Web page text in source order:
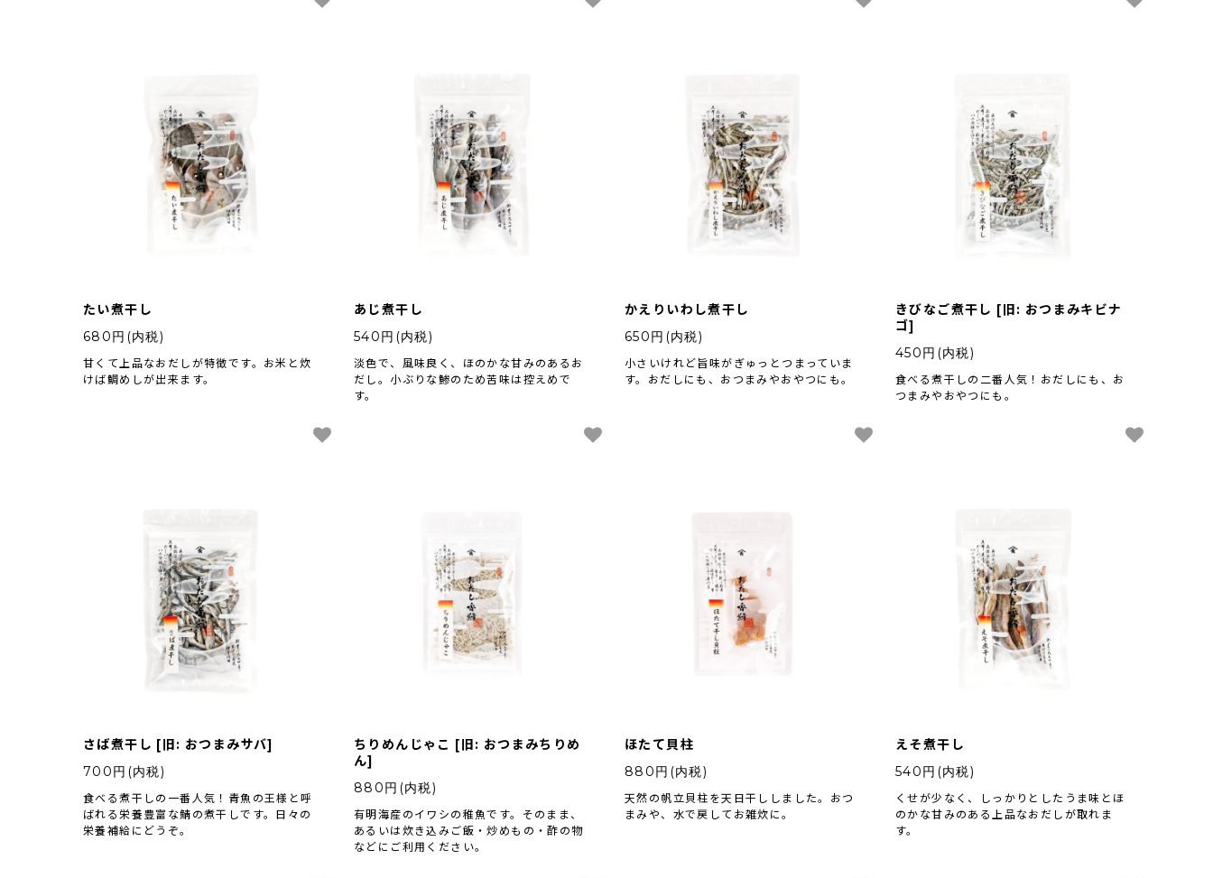
たい煮干し
680円(内税)
甘くて上品なおだしが特徴です。お米と炊
けば鯛めしが出来ます。
あじ煮干し
540円(内税)
淡色で、風味良く、ほのかな甘みのあるお
だし。小ぶりな鯵のため苦味は控えめで
す。
かえりいわし煮干し
650円(内税)
小さいけれど旨味がぎゅっとつまっていま
す。おだしにも、おつまみやおやつにも。
きびなご煮干し [旧: おつまみキビナ
ゴ]
450円(内税)
食べる煮干しの二番人気！おだしにも、お
つまみやおやつにも。
さば煮干し [旧: おつまみサバ]
700円(内税)
食べる煮干しの一番人気！青魚の王様と呼
ばれる栄養豊富な鯖の煮干しです。日々の
栄養補給にどうぞ。
ちりめんじゃこ [旧: おつまみちりめ
ん]
880円(内税)
有明海産のイワシの稚魚です。そのまま、
あるいは炊き込みご飯・炒めもの・酢の物
などにご利用ください。
ほたて貝柱
880円(内税)
天然の帆立貝柱を天日干ししました。おつ
まみや、水で戻してお雑炊に。
えそ煮干し
540円(内税)
くせが少なく、しっかりとしたうま味とほ
のかな甘みのある上品なおだしが取れま
す。